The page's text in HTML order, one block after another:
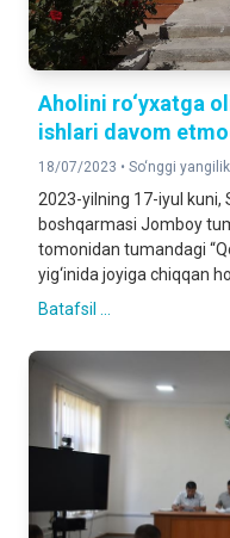
Aholini ro‘yxatga
ishlari davom
18/07/2023 • So‘nggi
2023-yilning 17-iyul
boshqarmasi Jomboy
tomonidan tumandagi
yig‘inida joyiga chiqqan
Batafsil ...